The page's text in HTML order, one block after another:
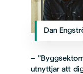
Dan
–
utnyttjar att